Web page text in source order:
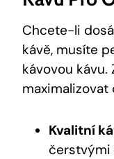
Chcete-li
kávě, musíte
kávovou kávu.
maximalizovat
Kvalitní
čerstvými